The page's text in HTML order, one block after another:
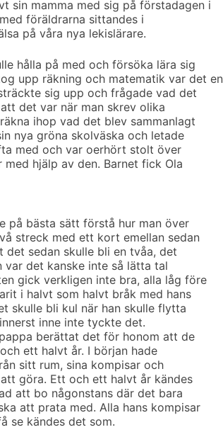
sin mamma med sig på förstadagen i
föräldrarna sittandes i
på våra nya lekislärare.
hålla på med och försöka lära sig
upp räkning och matematik var det en
sig upp och frågade vad det
det var när man skrev olika
ihop vad det blev sammanlagt
nya gröna skolväska och letade
med och var oerhört stolt över
hjälp av den. Barnet fick Ola
på bästa sätt förstå hur man över
streck med ett kort emellan sedan
sedan skulle bli en tvåa, det
det kanske inte så lätta tal
gick verkligen inte bra, alla låg före
i halvt som halvt bråk med hans
skulle bli kul när han skulle flytta
inne inte tyckte det.
berättat det för honom att de
ett halvt år. I början hade
sitt rum, sina kompisar och
göra. Ett och ett halvt år kändes
att bo någonstans där det bara
att prata med. Alla hans kompisar
se kändes det som.